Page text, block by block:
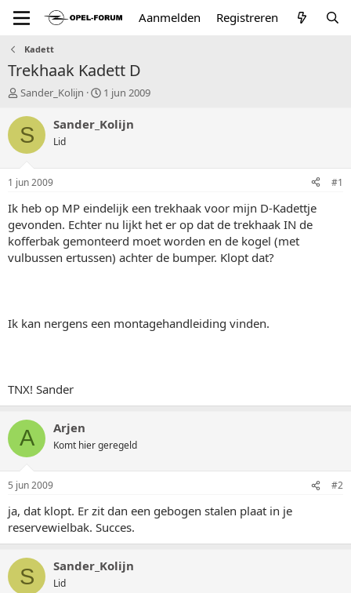
Aanmelden Registreren
Kadett
Trekhaak Kadett D
T
p
i
a
r
e
r
Sander_Kolijn
S
a
u
1 jun 2009
S Sander_Kolijn
Lid
1 jun 2009 #1
Ik heb op MP eindelijk een trekhaak voor mijn D-Kadettje
gevonden. Echter nu lijkt het er op dat de trekhaak IN de
kofferbak gemonteerd moet worden en de kogel (met
vulbussen ertussen) achter de bumper. Klopt dat?
Ik kan nergens een montagehandleiding vinden.
TNX! Sander
A Arjen
Komt hier geregeld
5 jun 2009 #2
ja, dat klopt. Er zit dan een gebogen stalen plaat in je
reservewielbak. Succes.
S Sander_Kolijn
Lid